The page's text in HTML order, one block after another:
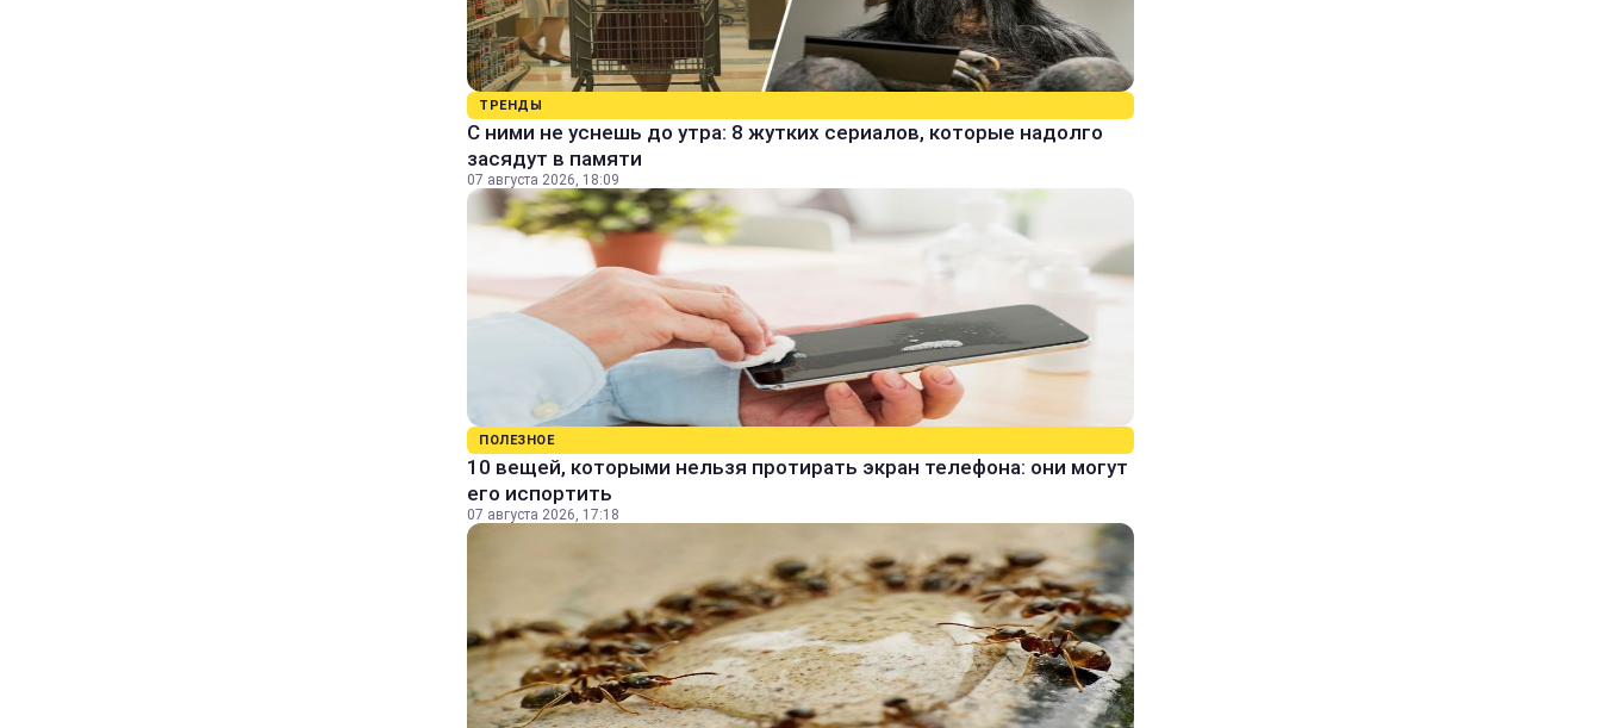
ТРЕНДЫ
С ними не уснешь до утра: 8 жутких сериалов, которые надолго
засядут в памяти
07 августа 2026, 18:09
ПОЛЕЗНОЕ
10 вещей, которыми нельзя протирать экран телефона: они могут
его испортить
07 августа 2026, 17:18